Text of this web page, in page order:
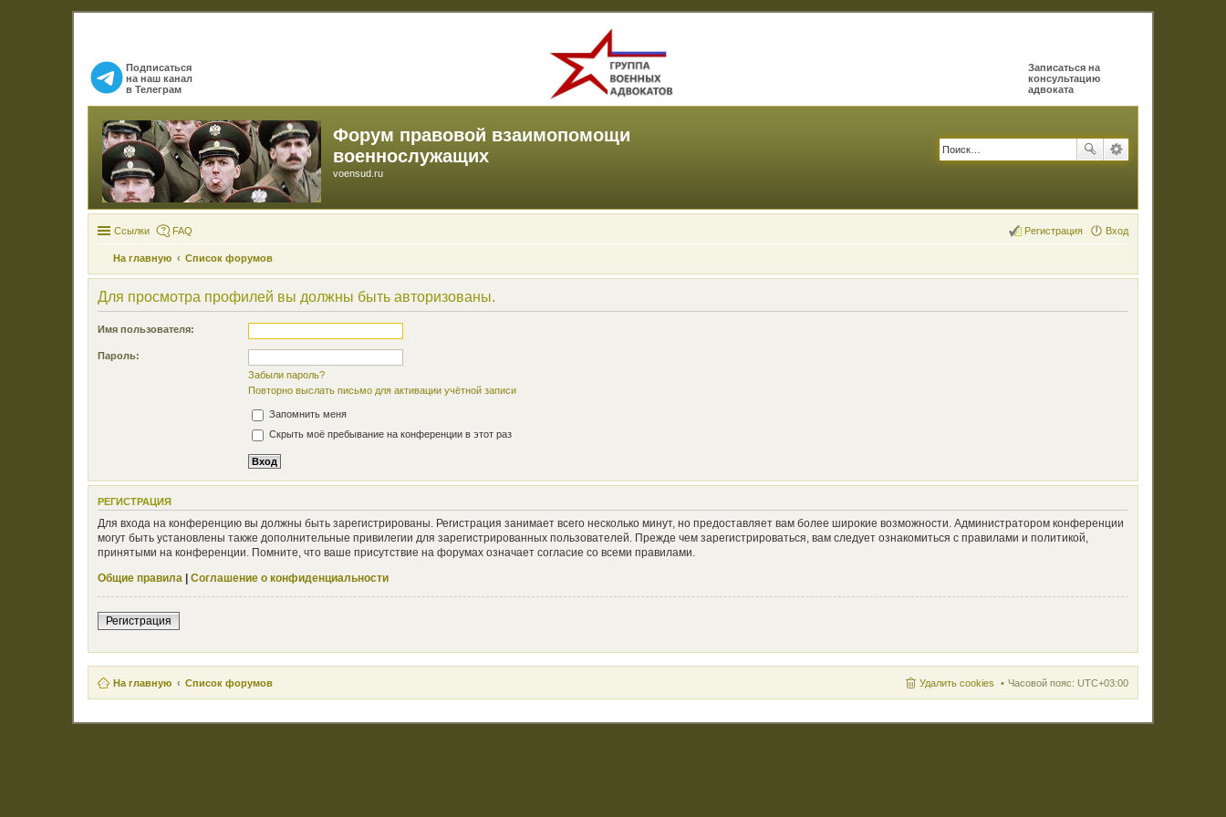
Подписаться
на наш канал
в Телеграм
Записаться на
консультацию
адвоката
Форум правовой взаимопомощи
военнослужащих
voensud.ru
Ссылки FAQ Вход
Регистрация
На главную Список форумов
Для просмотра профилей вы должны быть авторизованы.
Имя пользователя:
Пароль:
Забыли пароль?
Повторно выслать письмо для активации учётной записи
Запомнить меня
Скрыть моё пребывание на конференции в этот раз
РЕГИСТРАЦИЯ
Для входа на конференцию вы должны быть зарегистрированы. Регистрация занимает всего несколько минут, но предоставляет вам более широкие возможности. Администратором конференции
могут быть установлены также дополнительные привилегии для зарегистрированных пользователей. Прежде чем зарегистрироваться, вам следует ознакомиться с правилами и политикой,
принятыми на конференции. Помните, что ваше присутствие на форумах означает согласие со всеми правилами.
Общие правила | Соглашение о конфиденциальности
Регистрация
На главную Список форумов Часовой пояс: UTC+03:00
Удалить cookies